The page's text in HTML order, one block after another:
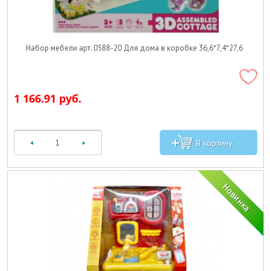
Набор мебели арт. 0588-20 Для дома в коробке 36,6*7,4*27,6
1 166.91 руб.